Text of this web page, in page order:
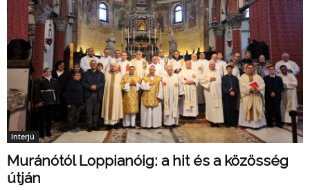
Interjú
Muránótól Loppianóig: a hit és a közösség
útján